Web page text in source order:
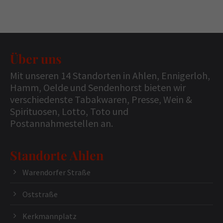
Über uns
Mit unseren 14 Standorten in Ahlen, Ennigerloh,
Hamm, Oelde und Sendenhorst bieten wir
verschiedenste Tabakwaren, Presse, Wein &
Spirituosen, Lotto, Toto und
Postannahmestellen an.
Standorte Ahlen
Warendorfer Straße
Oststraße
Kerkmannplatz